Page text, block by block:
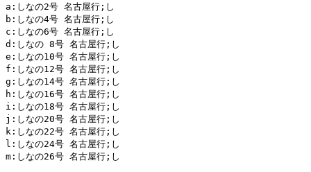
a:しなの2号 名古屋行;し
b:しなの4号 名古屋行;し
c:しなの6号 名古屋行;し
d:しなの 8号 名古屋行;し
e:しなの10号 名古屋行;し
f:しなの12号 名古屋行;し
g:しなの14号 名古屋行;し
h:しなの16号 名古屋行;し
i:しなの18号 名古屋行;し
j:しなの20号 名古屋行;し
k:しなの22号 名古屋行;し
l:しなの24号 名古屋行;し
m:しなの26号 名古屋行;し